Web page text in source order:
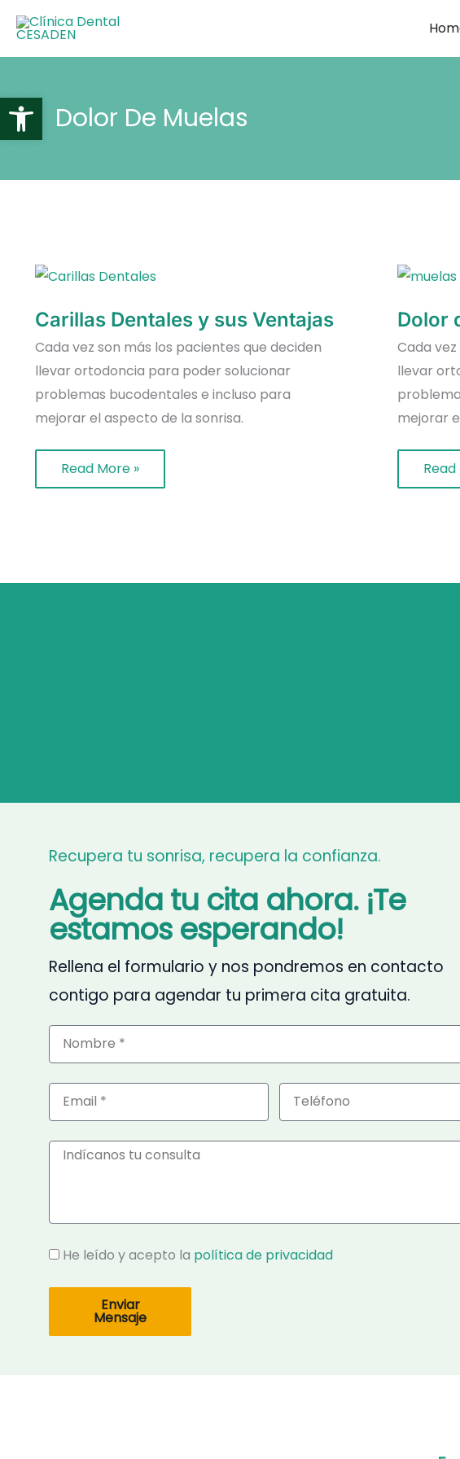
contenido
Dolor De Muelas
Carillas Dentales y sus Ventajas
Cada vez son más los pacientes que deciden
llevar ortodoncia para poder solucionar
problemas bucodentales e incluso para
mejorar el aspecto de la sonrisa.
Carillas
Dentales
Sus
Ventajas
Read More »
Dolor
Cada
llevar
mejorar
Dolor
De
Read
Recupera tu sonrisa, recupera la confianza.
Agenda tu cita ahora. ¡Te
estamos esperando!
Rellena el formulario y nos pondremos en contacto
contigo para agendar tu primera cita gratuita.
Nombre
Email Telefono
Mensaje
Privacidad
He leído y acepto la política de privacidad
Enviar
Mensaje
Abrir barra de herramientas